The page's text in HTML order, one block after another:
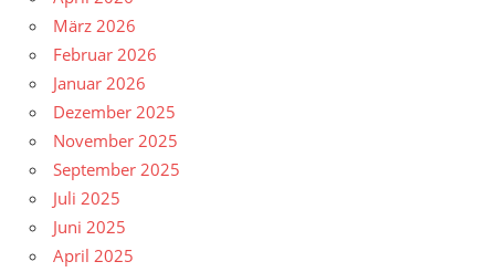
März 2026
Februar 2026
Januar 2026
Dezember 2025
November 2025
September 2025
Juli 2025
Juni 2025
April 2025